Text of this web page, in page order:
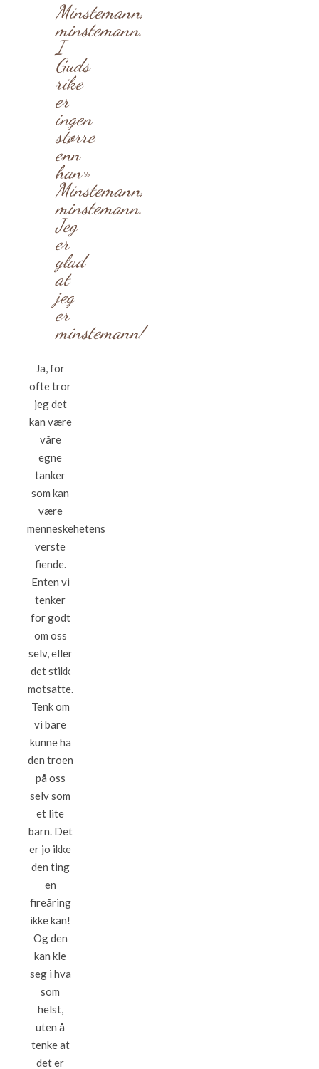
Minstemann,
minstemann.
I
Guds
rike
er
ingen
større
enn
han»
Minstemann,
minstemann.
Jeg
er
glad
at
jeg
er
minstemann!
Ja, for
ofte tror
jeg det
kan være
våre
egne
tanker
som kan
være
menneskehetens
verste
fiende.
Enten vi
tenker
for godt
om oss
selv, eller
det stikk
motsatte.
Tenk om
vi bare
kunne ha
den troen
på oss
selv som
et lite
barn. Det
er jo ikke
den ting
en
fireåring
ikke kan!
Og den
kan kle
seg i hva
som
helst,
uten å
tenke at
det er